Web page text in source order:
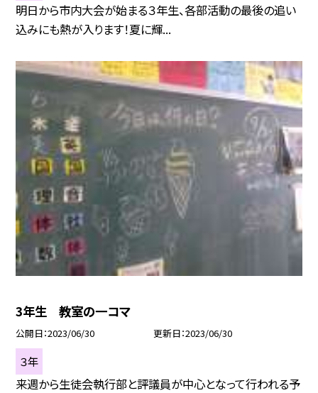
明日から市内大会が始まる３年生、各部活動の最後の追い
込みにも熱が入ります！夏に輝...
3年生 教室の一コマ
公開日 2023/06/30 更新日 2023/06/30
３年
来週から生徒会執行部と評議員が中心となって行われる予